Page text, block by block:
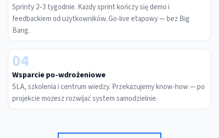
Sprinty 2–3 tygodnie. Każdy sprint kończy się demo i
feedbackiem od użytkowników. Go-live etapowy — bez Big
Bang.
04
Wsparcie po-wdrożeniowe
SLA, szkolenia i centrum wiedzy. Przekazujemy know-how — po
projekcie możesz rozwijać system samodzielnie.